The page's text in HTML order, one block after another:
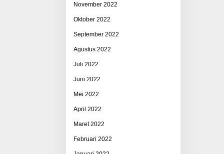
November 2022
Oktober 2022
September 2022
Agustus 2022
Juli 2022
Juni 2022
Mei 2022
April 2022
Maret 2022
Februari 2022